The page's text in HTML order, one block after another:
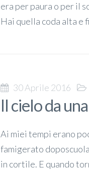
era per paura o per il
Hai quella coda alta e
30 Aprile 2016
Il cielo da
Ai miei tempi erano
famigerato
in cortile. E quando